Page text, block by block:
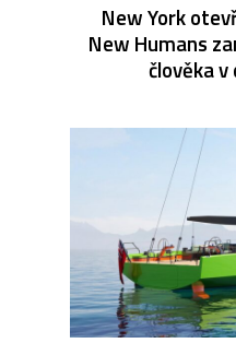
New York
New Humans
člověka